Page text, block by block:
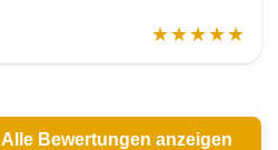
★★★★★
Alle Bewertungen anzeigen